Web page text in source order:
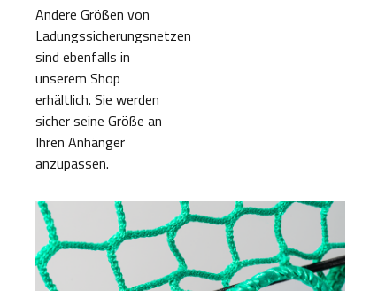
Andere Größen von
Ladungssicherungsnetzen
sind ebenfalls in
unserem Shop
erhältlich. Sie werden
sicher seine Größe an
Ihren Anhänger
anzupassen.